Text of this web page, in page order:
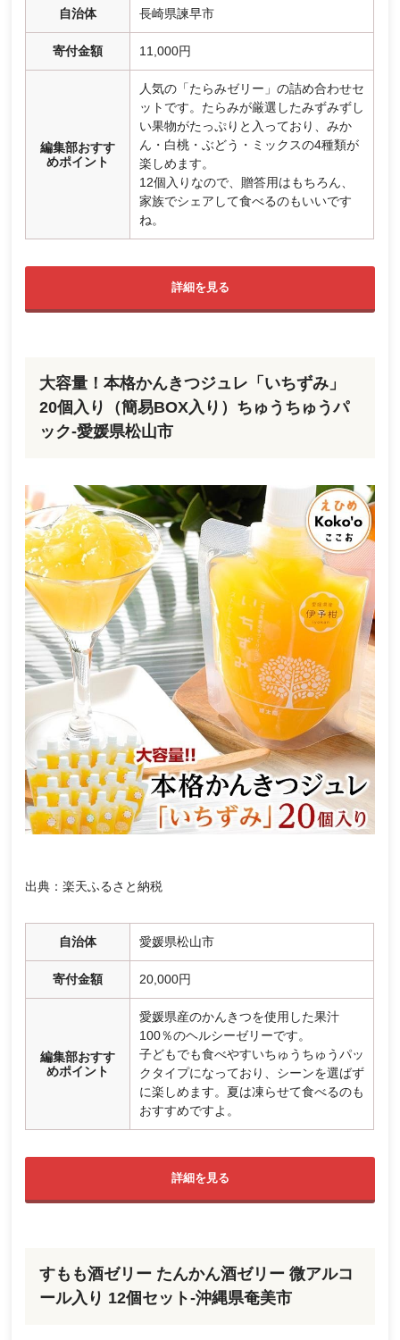
自治体 長崎県諫早市
寄付金額 11,000円
編集部おすす
めポイント
人気の「たらみゼリー」の詰め合わせセ
ットです。たらみが厳選したみずみずし
い果物がたっぷりと入っており、みか
ん・白桃・ぶどう・ミックスの4種類が
楽しめます。
12個入りなので、贈答用はもちろん、
家族でシェアして食べるのもいいです
ね。
詳細を見る
大容量！本格かんきつジュレ「いちずみ」
20個入り（簡易BOX入り）ちゅうちゅうパ
ック-愛媛県松山市
出典：楽天ふるさと納税
自治体 愛媛県松山市
寄付金額 20,000円
編集部おすす
めポイント
愛媛県産のかんきつを使用した果汁
100％のヘルシーゼリーです。
子どもでも食べやすいちゅうちゅうパッ
クタイプになっており、シーンを選ばず
に楽しめます。夏は凍らせて食べるのも
おすすめですよ。
詳細を見る
すもも酒ゼリー たんかん酒ゼリー 微アルコ
ール入り 12個セット-沖縄県奄美市